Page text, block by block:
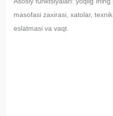
masofasi zaxirasi, xatolar,
eslatmasi va vaqt.